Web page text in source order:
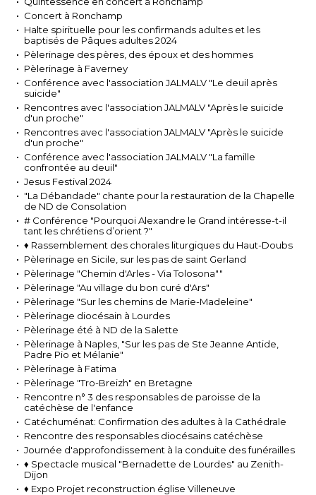
Concert à Ronchamp
Halte spirituelle pour les confirmands adultes et les
baptisés de Pâques adultes 2024
Pèlerinage des pères, des époux et des hommes
Pèlerinage à Faverney
Conférence avec l'association JALMALV "Le deuil après
suicide"
Rencontres avec l'association JALMALV "Après le suicide
d'un proche"
Rencontres avec l'association JALMALV "Après le suicide
d'un proche"
Conférence avec l'association JALMALV "La famille
confrontée au deuil"
Jesus Festival 2024
"La Débandade" chante pour la restauration de la Chapelle
de ND de Consolation
# Conférence "Pourquoi Alexandre le Grand intéresse-t-il
tant les chrétiens d’orient ?"
♦ Rassemblement des chorales liturgiques du Haut-Doubs
Pèlerinage en Sicile, sur les pas de saint Gerland
Pèlerinage "Chemin d'Arles - Via Tolosona""
Pèlerinage "Au village du bon curé d'Ars"
Pèlerinage "Sur les chemins de Marie-Madeleine"
Pèlerinage diocésain à Lourdes
Pèlerinage été à ND de la Salette
Pèlerinage à Naples, "Sur les pas de Ste Jeanne Antide,
Padre Pio et Mélanie"
Pèlerinage à Fatima
Pèlerinage "Tro-Breizh" en Bretagne
Rencontre n° 3 des responsables de paroisse de la
catéchèse de l'enfance
Catéchuménat: Confirmation des adultes à la Cathédrale
Rencontre des responsables diocésains catéchèse
Journée d'approfondissement à la conduite des funérailles
♦ Spectacle musical "Bernadette de Lourdes" au Zenith-
Dijon
♦ Expo Projet reconstruction église Villeneuve